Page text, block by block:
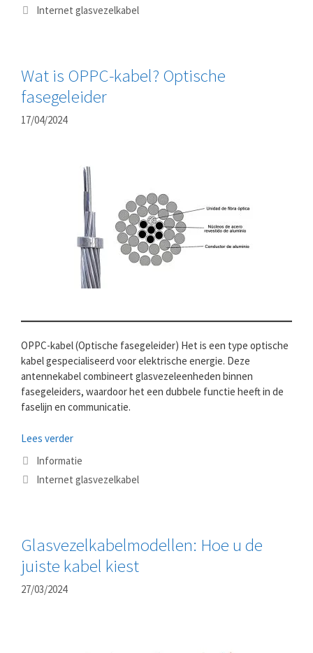
Tags
Internet glasvezelkabel
Wat is OPPC-kabel? Optische
fasegeleider
17/04/2024
OPPC-kabel (Optische fasegeleider) Het is een type optische
kabel gespecialiseerd voor elektrische energie. Deze
antennekabel combineert glasvezeleenheden binnen
fasegeleiders, waardoor het een dubbele functie heeft in de
faselijn en communicatie.
Lees verder
Categorieën
Informatie
Tags
Internet glasvezelkabel
Glasvezelkabelmodellen: Hoe u de
juiste kabel kiest
27/03/2024